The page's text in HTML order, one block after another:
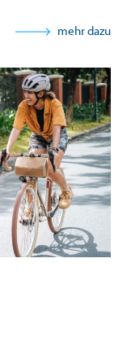
mehr dazu